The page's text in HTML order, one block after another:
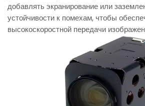
добавлять экранирование или
устойчивости к помехам, чтобы
высокоскоростной передачи